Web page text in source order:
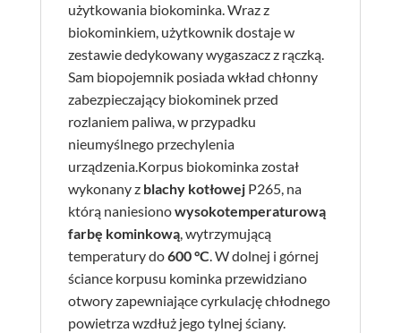
użytkowania biokominka. Wraz z
biokominkiem, użytkownik dostaje w
zestawie dedykowany wygaszacz z rączką.
Sam biopojemnik posiada wkład chłonny
zabezpieczający biokominek przed
rozlaniem paliwa, w przypadku
nieumyślnego przechylenia
urządzenia.Korpus biokominka został
wykonany z blachy kotłowejP265, na
którą naniesionowysokotemperaturową
farbę kominkową, wytrzymującą
temperatury do600 °C. W dolnej i górnej
ściance korpusu kominka przewidziano
otwory zapewniające cyrkulację chłodnego
powietrza wzdłuż jego tylnej ściany.